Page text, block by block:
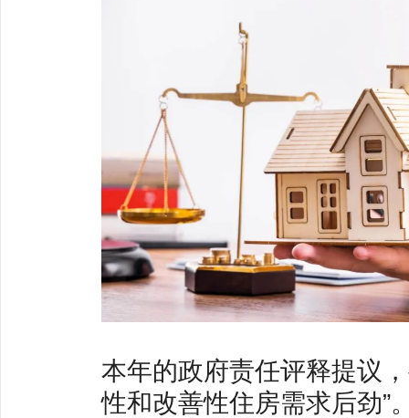
本年的政府责任评释提议
性和改善性住房需求后劲”